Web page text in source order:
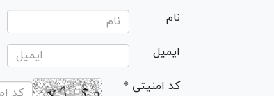
نام
ایمیل
* کد امنیتی